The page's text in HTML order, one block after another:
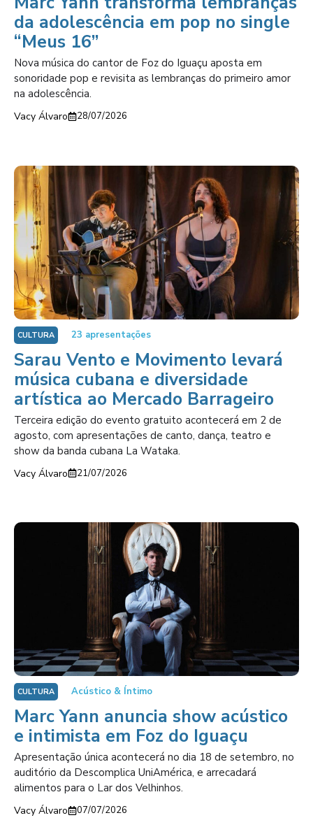
da adolescência em pop no single
“Meus 16”
Nova música do cantor de Foz do Iguaçu aposta em
sonoridade pop e revisita as lembranças do primeiro amor
na adolescência.
Vacy Álvaro 28/07/2026
CULTURA 23 apresentações
Sarau Vento e Movimento levará
música cubana e diversidade
artística ao Mercado Barrageiro
Terceira edição do evento gratuito acontecerá em 2 de
agosto, com apresentações de canto, dança, teatro e
show da banda cubana La Wataka.
Vacy Álvaro 21/07/2026
CULTURA Acústico & Íntimo
Marc Yann anuncia show acústico
e intimista em Foz do Iguaçu
Apresentação única acontecerá no dia 18 de setembro, no
auditório da Descomplica UniAmérica, e arrecadará
alimentos para o Lar dos Velhinhos.
Vacy Álvaro 07/07/2026